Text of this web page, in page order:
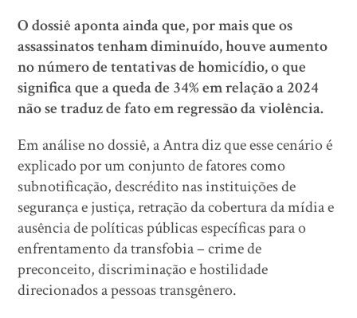
O dossiê aponta ainda que, por mais que os
assassinatos tenham diminuído, houve aumento
no número de tentativas de homicídio, o que
significa que a queda de 34% em relação a 2024
não se traduz de fato em regressão da violência.
Em análise no dossiê, a Antra diz que esse cenário é
explicado por um conjunto de fatores como
subnotificação, descrédito nas instituições de
segurança e justiça, retração da cobertura da mídia e
ausência de políticas públicas específicas para o
enfrentamento da transfobia – crime de
preconceito, discriminação e hostilidade
direcionados a pessoas transgênero.